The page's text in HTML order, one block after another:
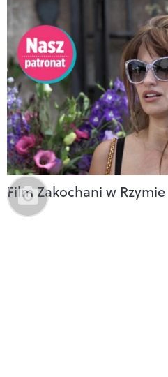
Film Zakochani w Rzymie